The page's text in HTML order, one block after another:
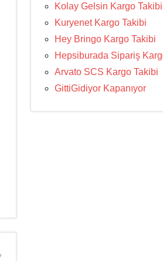
Kolay Gelsin Kargo Takibi
Kuryenet Kargo Takibi
Hey Bringo Kargo Takibi
Hepsiburada Sipariş
Arvato SCS Kargo Takibi
GittiGidiyor Kapanıyor